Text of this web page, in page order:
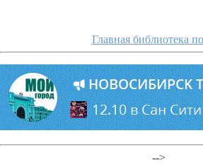
Главная библиотека
-->